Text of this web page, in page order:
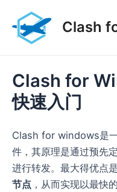
Clash
Clash for
快速入门
Clash for windows是
件，其原理是通过预先
进行转发。最大得优点
节点 ，从而实现以最快